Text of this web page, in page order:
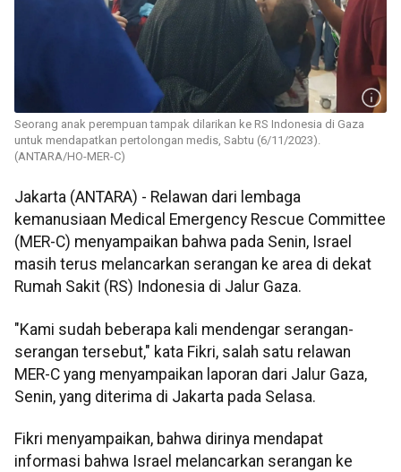
Seorang anak perempuan tampak dilarikan ke RS Indonesia di Gaza
untuk mendapatkan pertolongan medis, Sabtu (6/11/2023).
(ANTARA/HO-MER-C)
Jakarta (ANTARA) - Relawan dari lembaga
kemanusiaan Medical Emergency Rescue Committee
(MER-C) menyampaikan bahwa pada Senin, Israel
masih terus melancarkan serangan ke area di dekat
Rumah Sakit (RS) Indonesia di Jalur Gaza.
"Kami sudah beberapa kali mendengar serangan-
serangan tersebut," kata Fikri, salah satu relawan
MER-C yang menyampaikan laporan dari Jalur Gaza,
Senin, yang diterima di Jakarta pada Selasa.
Fikri menyampaikan, bahwa dirinya mendapat
informasi bahwa Israel melancarkan serangan ke